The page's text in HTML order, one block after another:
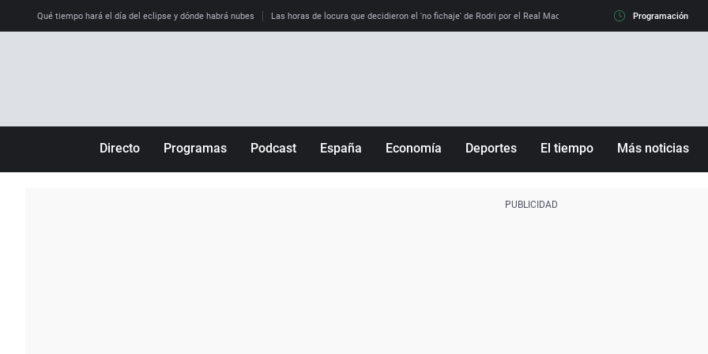
Qué tiempo hará el día del eclipse y dónde habrá nubes Las horas de locura que decidieron el 'no fichaje' de Rodri por el Real Madrid y su 'sí' al Barça La llamada
Programación
Directo Programas Podcast España Economía Deportes El tiempo Más noticias